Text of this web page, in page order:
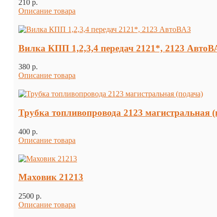
210 p.
Описание товара
Вилка КПП 1,2,3,4 передач 2121*, 2123
380 p.
Описание товара
Трубка топливопровода 2123 магистральная
400 p.
Описание товара
Маховик 21213
2500 p.
Описание товара